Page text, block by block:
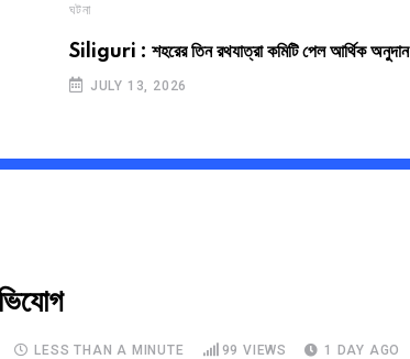
ঘটনা
Siliguri : শহরের তিন রথযাত্রা কমিটি পেল আর্থিক অনুদান
JULY 13, 2026
LESS THAN A MINUTE 99 VIEWS 1 DAY AGO